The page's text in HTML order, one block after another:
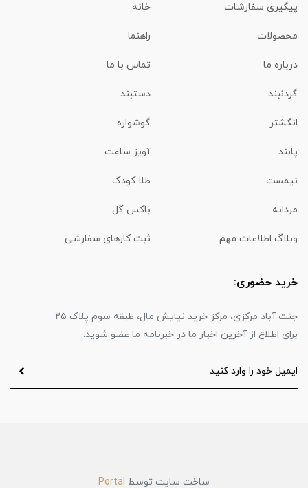
پیگیری سفارشات خانه
محصولات راهنما
درباره ما تماس با ما
گردنبند دستبند
انگشتر گوشواره
پابند آویز ساعت
نیمست طلا کودک
مردانه باکس گل
وبلاگ اطلاعات مهم ثبت کارهای سفارشی
خرید حضوری:
جنت آباد مرکزی، مرکز خرید نیایش مال، طبقه سوم پلاک 25
برای اطلاع از آخرین اخبار ما در خبرنامه ما عضو شوید.
ساخت سایت توسط Portal